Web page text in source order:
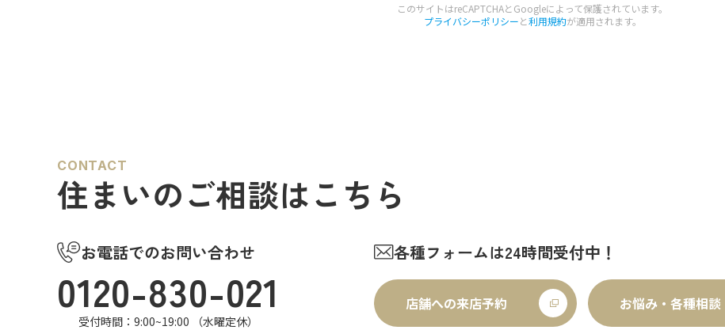
このサイトはreCAPTCHAとGoogleによって保護されています。
プライバシーポリシーと利用規約が適用されます。
CONTACT
住まいのご相談はこちら
お電話でのお問い合わせ
0120-830-021
受付時間：9:00~19:00 （水曜定休）
各種フォームは24時間受付中！
店舗への来店予約 お悩み・各種相談